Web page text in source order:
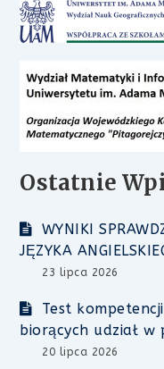
Ostatnie
WYNIKI
JĘZYKA
23 lipca 2026
Test
biorących udział w
20 lipca 2026